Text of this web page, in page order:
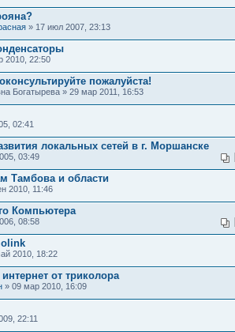
» 17 июл 2007, 23:13
2010, 22:50
пожалуйста!
Богатырева » 29 мар 2011, 16:53
02:41
локальных сетей в г. Моршанске
03:49
Тамбова и области
2010, 11:46
Компьютера
08:58
2010, 18:22
от триколора
» 09 мар 2010, 16:09
22:11